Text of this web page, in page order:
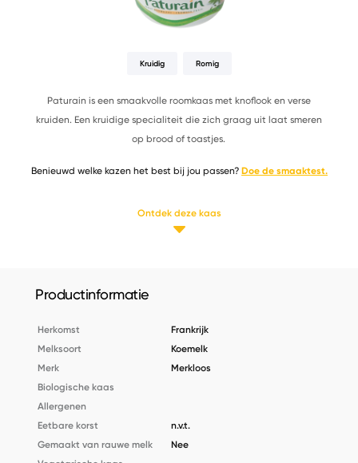
Kruidig Romig
Paturain is een smaakvolle roomkaas met knoflook en verse
kruiden. Een kruidige specialiteit die zich graag uit laat smeren
op brood of toastjes.
Benieuwd welke kazen het best bij jou passen? Doe de smaaktest.
Ontdek deze kaas
Productinformatie
Herkomst
Frankrijk
Melksoort
Koemelk
Merk
Merkloos
Biologische kaas
Allergenen
Eetbare korst
n.v.t.
Gemaakt van rauwe melk
Nee